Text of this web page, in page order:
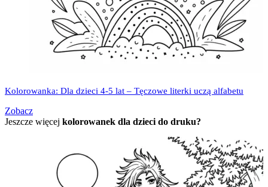
Kolorowanka: Dla dzieci 4-5 lat – Tęczowe literki uczą alfabetu
Zobacz
Jeszcze więcej kolorowanek dla dzieci do druku?